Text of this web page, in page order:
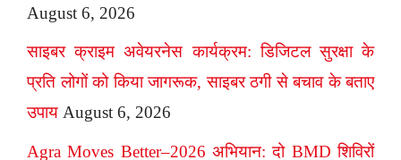
August 6, 2026
साइबर क्राइम अवेयरनेस कार्यक्रम: डिजिटल सुरक्षा के
प्रति लोगों को किया जागरूक, साइबर ठगी से बचाव के बताए
उपाय August 6, 2026
Agra Moves Better–2026 अभियान: दो BMD शिविरों